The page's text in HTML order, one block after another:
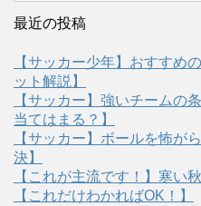
最近の投稿
【サッカー少年】おすすめ
ット解説】
【サッカー】強いチームの
当てはまる？】
【サッカー】ボールを怖が
決】
【これが主流です！】寒い
【これだけわかればOK！】